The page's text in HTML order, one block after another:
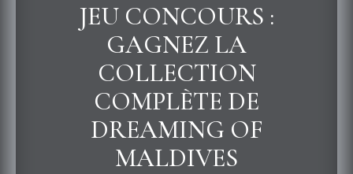
JEU CONCOURS :
GAGNEZ LA
COLLECTION
COMPLÈTE DE
DREAMING OF
MALDIVES